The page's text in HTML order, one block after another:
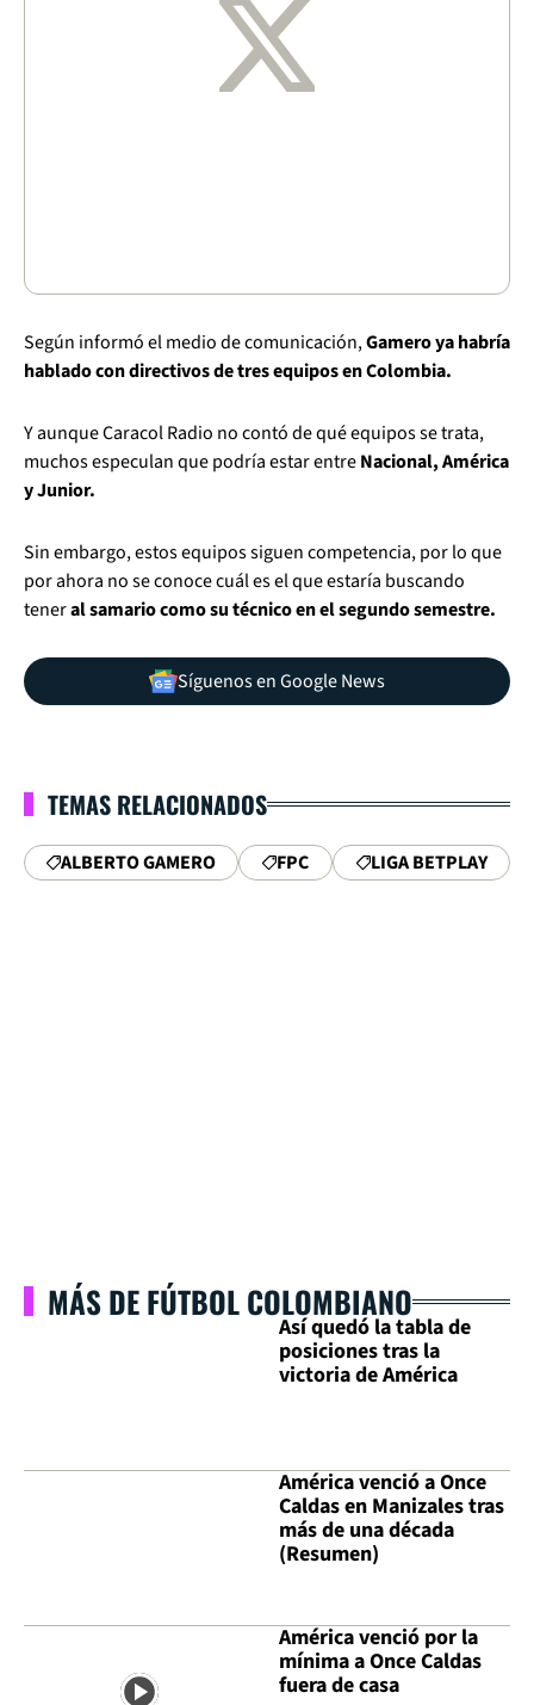
Según informó el medio de comunicación,Gamero ya habría
hablado con directivos de tres equipos en Colombia.
Y aunque Caracol Radio no contó de qué equipos se trata,
muchos especulan que podría estar entreNacional, América
y Junior.
Sin embargo, estos equipos siguen competencia, por lo que
por ahora no se conoce cuál es el que estaría buscando
teneral samario como su técnico en el segundo semestre.
Síguenos en Google News
TEMAS RELACIONADOS
ALBERTO GAMERO FPC LIGA BETPLAY
MÁS DE FÚTBOL COLOMBIANO
Así quedó la tabla de
posiciones tras la
victoria de América
América venció a Once
Caldas en Manizales tras
más de una década
(Resumen)
América venció por la
mínima a Once Caldas
fuera de casa